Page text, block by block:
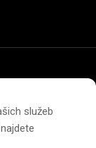
služeb
soukromí